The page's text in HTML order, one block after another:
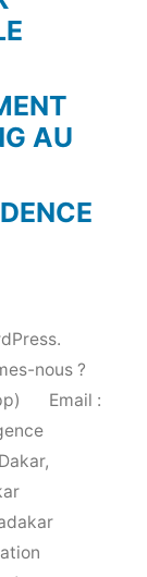
AU
nous ?
Email :